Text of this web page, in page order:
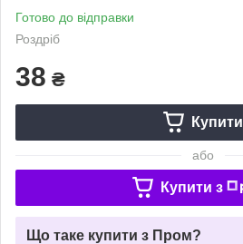
Готово до відправки
Роздріб
38 ₴
Купити
або
Купити з
Що таке купити з Пром?